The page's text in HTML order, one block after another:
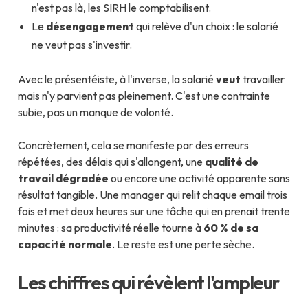
n'est pas là, les SIRH le comptabilisent.
Le désengagement qui relève d'un choix : le salarié
ne veut pas s'investir.
Avec le présentéiste, à l'inverse, la salarié veut travailler
mais n'y parvient pas pleinement. C'est une contrainte
subie, pas un manque de volonté.
Concrètement, cela se manifeste par des erreurs
répétées, des délais qui s'allongent, une qualité de
travail dégradée ou encore une activité apparente sans
résultat tangible. Une manager qui relit chaque email trois
fois et met deux heures sur une tâche qui en prenait trente
minutes : sa productivité réelle tourne à 60 % de sa
capacité normale. Le reste est une perte sèche.
Les chiffres qui révèlent l'ampleur